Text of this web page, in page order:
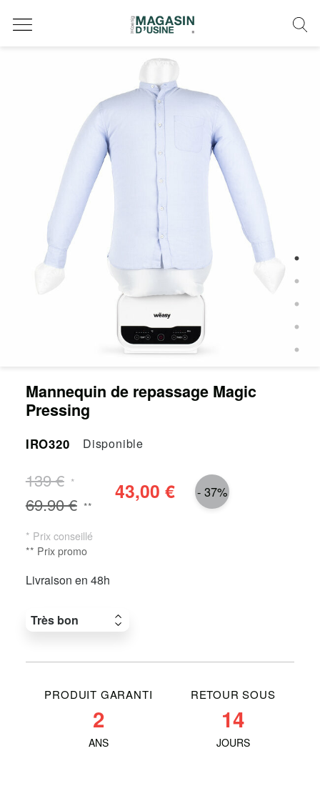
Mannequin de repassage Magic
Pressing
IRO320 Disponible
139 € *
69.90 € **
43,00 € - 37%
* Prix conseillé
** Prix promo
Livraison en 48h
PRODUIT GARANTI
2
ANS
RETOUR SOUS
14
JOURS